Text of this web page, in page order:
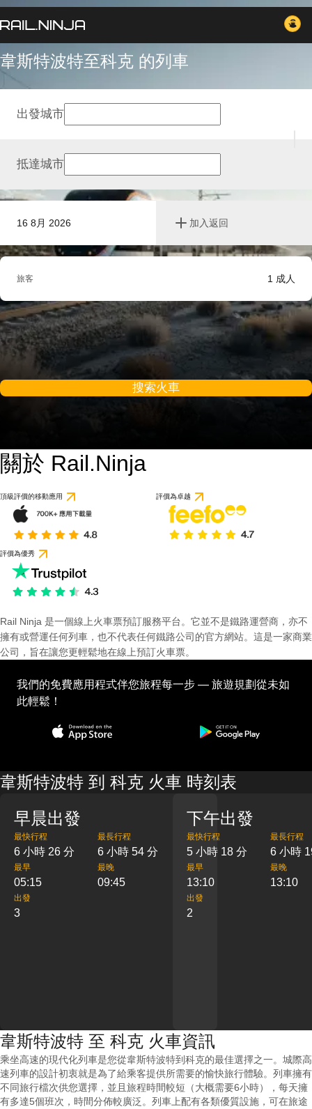
韋斯特波特至科克 的列車
16 8月 2026 加入返回
出發城市
抵達城市
旅客 1 成人
搜索火車
關於 Rail.Ninja
頂級評價的移動應用 評價為卓越
評價為優秀
Rail Ninja 是一個線上火車票預訂服務平台。它並不是鐵路運營商，亦不
擁有或營運任何列車，也不代表任何鐵路公司的官方網站。這是一家商業
公司，旨在讓您更輕鬆地在線上預訂火車票。
我們的免費應用程式伴您旅程每一步 — 旅遊規劃從未如
此輕鬆！
韋斯特波特 到 科克 火車 時刻表
早晨出發
最快行程
6 小時 26 分
最長行程
6 小時 54 分
最早
05:15
最晚
09:45
出發
3
下午出發
最快行程
5 小時 18 分
最長行程
6 小時
最早
13:10
最晚
13:10
出發
2
韋斯特波特 至 科克 火車資訊
乘坐高速的現代化列車是您從韋斯特波特到科克的最佳選擇之一。城際高
速列車的設計初衷就是為了給乘客提供所需要的愉快旅行體驗。列車擁有
不同旅行檔次供您選擇，並且旅程時間較短（大概需要6小時），每天擁
有多達5個班次，時間分佈較廣泛。列車上配有各類優質設施，可在旅途